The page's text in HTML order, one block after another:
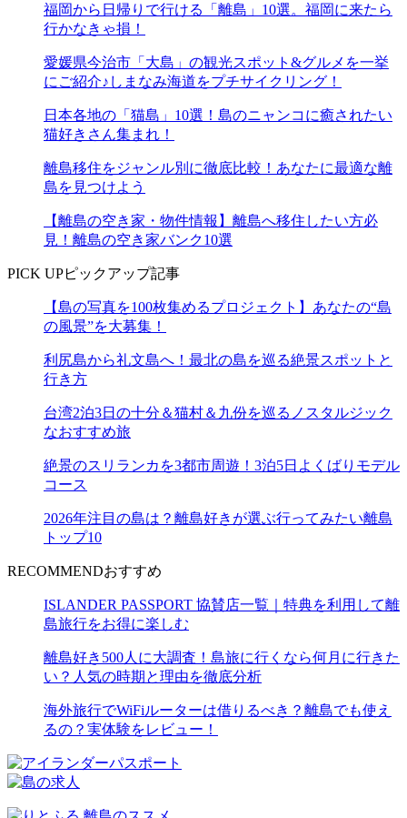
福岡から日帰りで行ける「離島」10選。福岡に来たら
行かなきゃ損！
愛媛県今治市「大島」の観光スポット&グルメを一挙
にご紹介♪しまなみ海道をプチサイクリング！
日本各地の「猫島」10選！島のニャンコに癒されたい
猫好きさん集まれ！
離島移住をジャンル別に徹底比較！あなたに最適な離
島を見つけよう
【離島の空き家・物件情報】離島へ移住したい方必
見！離島の空き家バンク10選
PICK UPピックアップ記事
【島の写真を100枚集めるプロジェクト】あなたの“島
の風景”を大募集！
利尻島から礼文島へ！最北の島を巡る絶景スポットと
行き方
台湾2泊3日の十分＆猫村＆九份を巡るノスタルジック
なおすすめ旅
絶景のスリランカを3都市周遊！3泊5日よくばりモデル
コース
2026年注目の島は？離島好きが選ぶ行ってみたい離島
トップ10
RECOMMENDおすすめ
ISLANDER PASSPORT 協賛店一覧｜特典を利用して離
島旅行をお得に楽しむ
離島好き500人に大調査！島旅に行くなら何月に行きた
い？人気の時期と理由を徹底分析
海外旅行でWiFiルーターは借りるべき？離島でも使え
るの？実体験をレビュー！